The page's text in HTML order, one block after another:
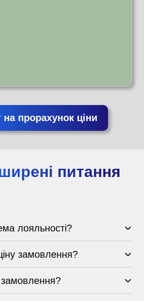
на прорахунок ціни
питання
лояльності?
замовлення?